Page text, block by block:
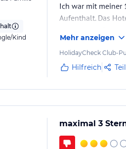
durch HolidayCheck. Bitte lies vor der
Kind
Ich war mit meiner
Aufenthalt. Das
umgeben.
natürlichen
Mehr anzeigen
HolidayCheck Club-
Hilfreich
maximal 3